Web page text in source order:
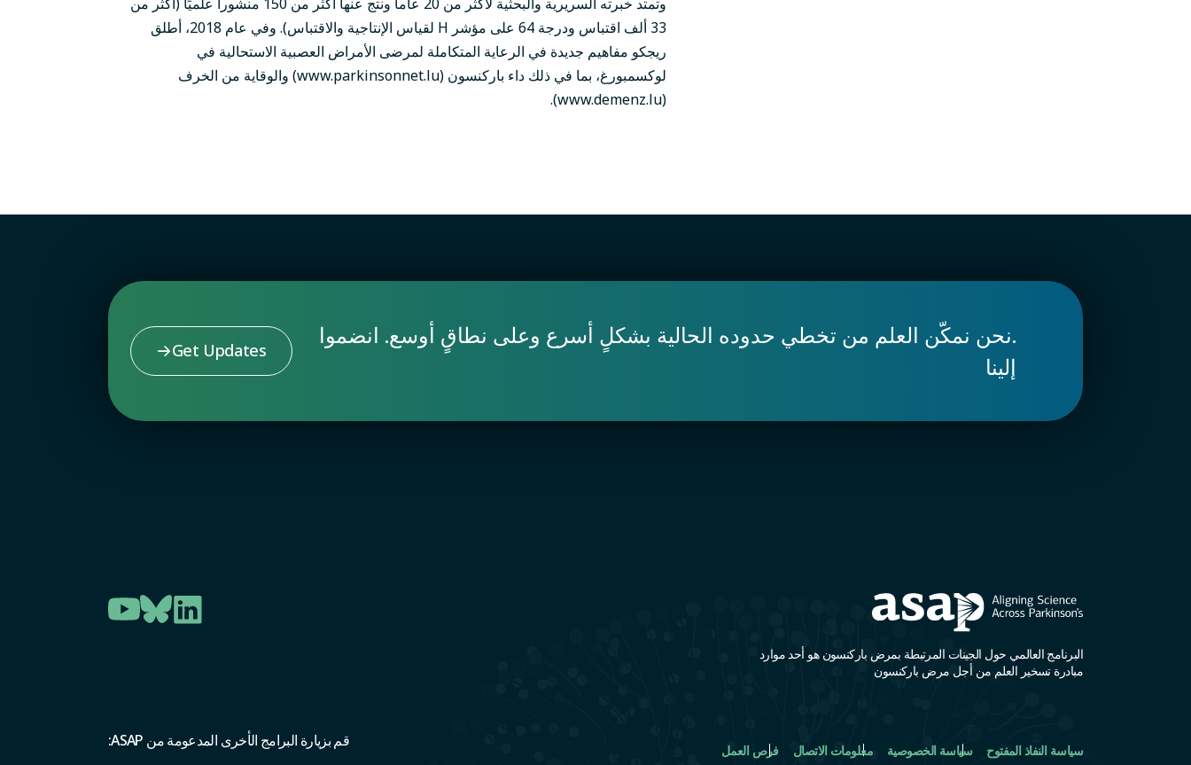
33 ألف اقتباس ودرجة 64 على مؤشر H لقياس الإنتاجية والاقتباس). وفي عام 2018، أطلق
ريجكو مفاهيم جديدة في الرعاية المتكاملة لمرضى الأمراض العصبية الاستحالية في
لوكسمبورغ، بما في ذلك داء باركنسون (www.parkinsonnet.lu) والوقاية من الخرف
(www.demenz.lu).
.نحن نمكّن العلم من تخطي حدوده الحالية بشكلٍ أسرع وعلى نطاقٍ أوسع. انضموا
إلينا
Get Updates
البرنامج العالمي حول الجينات المرتبطة بمرض باركنسون هو أحد موارد
مبادرة تسخير العلم من أجل مرض باركنسون
سياسة النفاذ المفتوح سياسة الخصوصية معلومات الاتصال فرص العمل
قم بزيارة البرامج الأخرى المدعومة من ASAP: